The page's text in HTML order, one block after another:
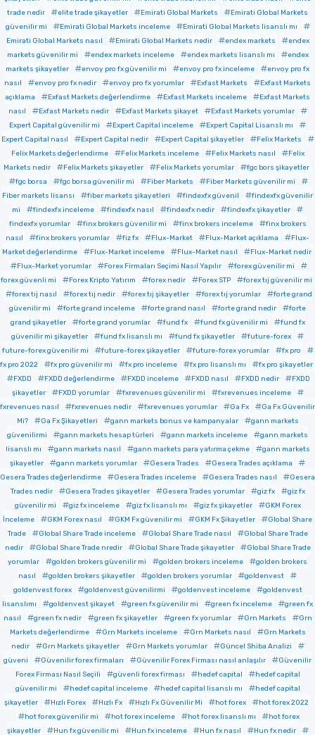
trade nedir
elite trade şikayetler Emirati Global Markets
Emirati Global Markets
güvenilir mi
Emirati Global Markets inceleme
Emirati Global Markets lisanslı mı
Emirati Global Markets nasıl
Emirati Global Markets nedir endex markets
endex
markets güvenilir mi
endex markets inceleme endex markets lisanslı mı
endex
markets şikayetler
envoy pro fx güvenilir mi envoy pro fx inceleme
envoy pro fx
nasıl
envoy pro fx nedir envoy pro fx yorumlar Exfast Markets
Exfast Markets
açıklama
Exfast Markets değerlendirme Exfast Markets inceleme
Exfast Markets
nasıl
Exfast Markets nedir Exfast Markets şikayet
Exfast Markets yorumlar
Expert Capital güvenilir mi
Expert Capital inceleme
Expert Capital Lisanslı mı
Expert Capital nasıl
Expert Capital nedir Expert Capital şikayetler
Felix Markets
Felix Markets değerlendirme
Felix Markets inceleme Felix Markets nasıl
Felix
Markets nedir
Felix Markets şikayetler Felix Markets yorumlar
fgc bors şikayetler
fgc borsa
fgc borsa güvenilir mi Fiber Markets
Fiber Markets güvenilir mi
Fiber markets lisansı
fiber markets şikayetleri findexfx güvenil
findexfx güvenilir
mi
findexfx inceleme findexfx nasıl findexfx nedir
findexfx şikayetler
findexfx yorumlar
finx brokers güvenilir mi finx brokers inceleme
finx brokers
nasıl
finx brokers yorumlar fiz fx Flux-Market Flux-Market açıklama
Flux-
Market değerlendirme
Flux-Market inceleme Flux-Market nasıl
Flux-Market nedir
Flux-Market yorumlar
Forex Firmaları Seçimi Nasıl Yapılır
forex güvenilir mi
forex güvenli mi
Forex Kripto Yatırım forex nedir Forex STP
forex tıj güvenilir mi
forex tıj nasıl
forex tıj nedir forex tıj şikayetler forex tıj yorumlar
forte grand
güvenilir mi
forte grand inceleme forte grand nasıl forte grand nedir
forte
grand şikayetler
forte grand yorumlar fund fx fund fx güvenilir mi
fund fx
güvenilir mi şikayetler
fund fx lisanslı mı fund fx şikayetler
future-forex
future-forex güvenilir mi
future-forex şikayetler future-forex yorumlar
fx pro
fx pro 2022
fx pro güvenilir mi fx pro inceleme fx pro lisanslı mı
fx pro şikayetler
FXDD
FXDD değerlendirme FXDD inceleme FXDD nasıl FXDD nedir
FXDD
şikayetler
FXDD yorumlar fxrevenues güvenilir mi
fxrevenues inceleme
fxrevenues nasıl
fxrevenues nedir fxrevenues yorumlar Ga Fx
Ga Fx Güvenilir
Mi?
Ga Fx Şikayetleri gann markets bonus ve kampanyalar
gann markets
güvenilirmi
gann markets hesap türleri gann markets inceleme
gann markets
lisanslı mı
gann markets nasıl gann markets para yatırma çekme
gann markets
şikayetler
gann markets yorumlar Gesera Trades
Gesera Trades açıklama
Gesera Trades değerlendirme
Gesera Trades inceleme Gesera Trades nasıl
Gesera
Trades nedir
Gesera Trades şikayetler Gesera Trades yorumlar giz fx
giz fx
güvenilir mi
giz fx inceleme giz fx lisanslı mı giz fx şikayetler
GKM Forex
İnceleme
GKM Forex nasıl GKM Fx güvenilir mi GKM Fx Şikayetler
Global Share
Trade
Global Share Trade inceleme Global Share Trade nasıl
Global Share Trade
nedir
Global Share Trade nredir Global Share Trade şikayetler
Global Share Trade
yorumlar
golden brokers güvenilir mi golden brokers inceleme
golden brokers
nasıl
golden brokers şikayetler golden brokers yorumlar
goldenvest
goldenvest forex
goldenvest güvenilirmi goldenvest inceleme
goldenvest
lisanslımı
goldenvest şikayet green fx güvenilir mi green fx inceleme
green fx
nasıl
green fx nedir green fx şikayetler green fx yorumlar Grn Markets
Grn
Markets değerlendirme
Grn Markets inceleme Grn Markets nasıl
Grn Markets
nedir
Grn Markets şikayetler Grn Markets yorumlar
Güncel Shiba Analizi
güveni
Güvenilir forex firmaları Güvenilir Forex Firması nasıl anlaşılır
Güvenilir
Forex Firması Nasıl Seçili
güvenli forex firması hedef capital
hedef capital
güvenilir mi
hedef capital inceleme hedef capital lisanslı mı
hedef capital
şikayetler
Hızlı Forex Hızlı Fx Hızlı Fx Güvenilir Mi hot forex
hot forex 2022
hot forex güvenilir mi
hot forex inceleme hot forex lisanslı mı
hot forex
şikayetler
Hun fx güvenilir mi Hun fx inceleme Hun fx nasıl
Hun fx nedir